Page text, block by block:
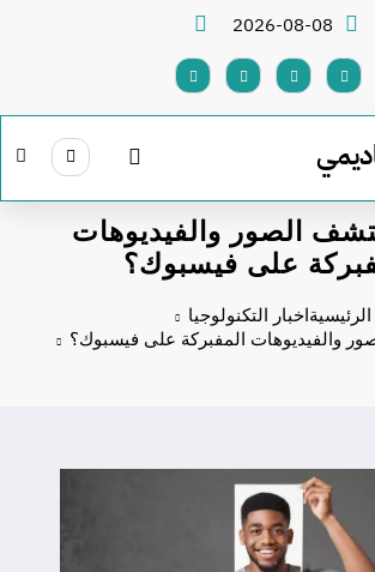
2026-08-08
الصور والفيديوهات
على فيسبوك؟
الرئيسية اخبار التكنولوجيا
والفيديوهات المفبركة على فيسبوك؟